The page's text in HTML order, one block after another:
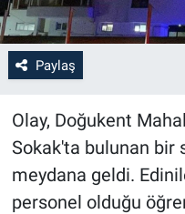
Paylaş
Olay, Doğukent
Sokak'ta bulunan bir
meydana geldi.
personel olduğu